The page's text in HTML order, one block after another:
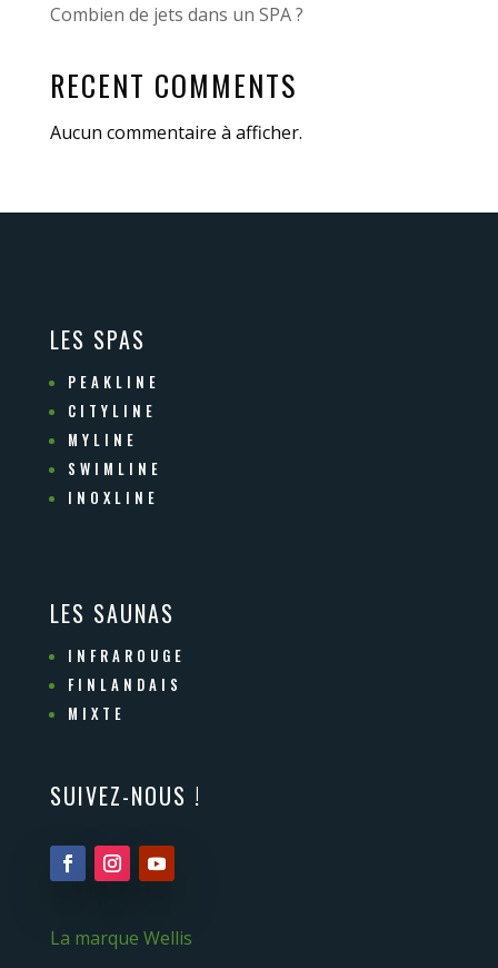
Combien de jets dans un SPA ?
RECENT COMMENTS
Aucun commentaire à afficher.
LES SPAS
PEAKLINE
CITYLINE
MYLINE
SWIMLINE
INOXLINE
LES SAUNAS
INFRAROUGE
FINLANDAIS
MIXTE
SUIVEZ-NOUS !
La marque Wellis